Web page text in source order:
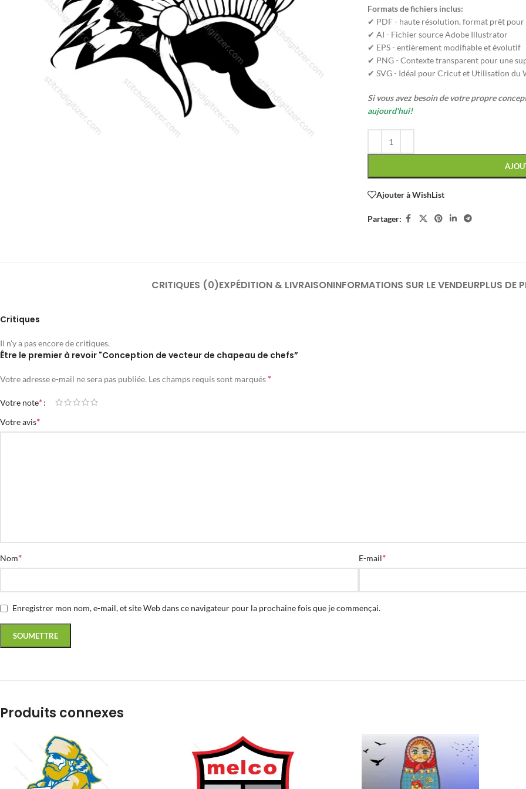
Formats de fichiers inclus:
✔ PDF - haute résolution, format prêt
✔ AI - Fichier source Adobe Illustrator
✔ EPS - entièrement modifiable et évolutif
✔ PNG - Contexte transparent pour une
✔ SVG - Idéal pour Cricut et Utilisation du
Si vous avez besoin de votre propre
aujourd'hui!
Ajouter à WishList
Partager:
CRITIQUES (0)EXPÉDITION & LIVRAISONINFORMATIONS SUR LE VENDEURPLUS DE
Critiques
Il n'y a pas encore de critiques.
Être le premier à revoir "Conception de vecteur de chapeau de chefs”
Votre adresse e-mail ne sera pas publiée. Les champs requis sont marqués *
Votre note*
Votre avis*
Nom* E-mail*
Enregistrer mon nom, e-mail, et site Web dans ce navigateur pour la prochaine fois que je commençai.
Produits connexes